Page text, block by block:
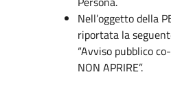
Nell’oggetto della
riportata la
“Avviso pubblico
NON APRIRE”.